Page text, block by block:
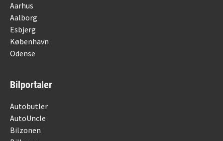
Aarhus
Aalborg
Esbjerg
København
Odense
Bilportaler
Autobutler
AutoUncle
Bilzonen